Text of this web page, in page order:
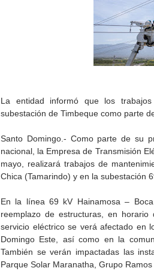
La entidad informó que los
subestación de Timbeque como parte
Santo Domingo.- Como parte de su
nacional, la Empresa de Transmisión
mayo, realizará trabajos de
Chica (Tamarindo) y en la subestación
En la línea 69 kV Hainamosa –
reemplazo de estructuras, en
servicio eléctrico se verá afectado en
Domingo Este, así como en la
También se verán impactadas las
Parque Solar Maranatha, Grupo